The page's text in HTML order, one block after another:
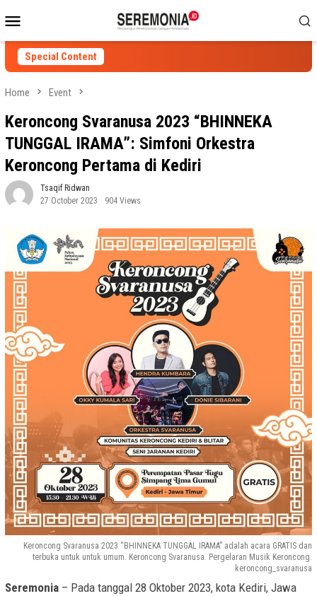
to
contentMenu
Special Content
Home Event
Keroncong Svaranusa 2023 “BHINNEKA
TUNGGAL IRAMA”: Simfoni Orkestra
Keroncong Pertama di Kediri
Tsaqif Ridwan
27 October 2023
904 Views
Keroncong Svaranusa 2023 “BHINNEKA TUNGGAL IRAMA” adalah acara GRATIS dan
terbuka untuk untuk umum. Keroncong Svaranusa. Pergelaran Musik Keroncong.
keroncong_svaranusa
Seremonia – Pada tanggal 28 Oktober 2023, kota Kediri, Jawa